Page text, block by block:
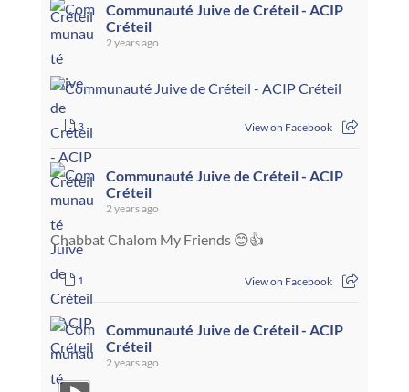
Communauté Juive de Créteil - ACIP
Créteil
2 years ago
3 View on Facebook
Communauté Juive de Créteil - ACIP
Créteil
2 years ago
Chabbat Chalom My Friends 😊👍
1 View on Facebook
Communauté Juive de Créteil - ACIP
Créteil
2 years ago